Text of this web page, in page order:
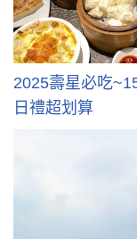
2025壽星必吃
日禮超划算